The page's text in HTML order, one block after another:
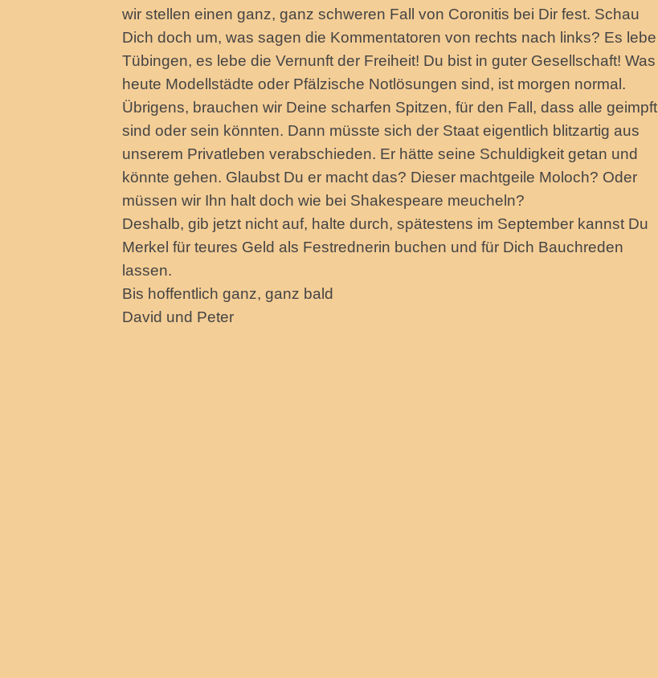
wir stellen einen ganz, ganz schweren Fall von Coronitis bei Dir fest. Schau
Dich doch um, was sagen die Kommentatoren von rechts nach links? Es lebe
Tübingen, es lebe die Vernunft der Freiheit! Du bist in guter Gesellschaft! Was
heute Modellstädte oder Pfälzische Notlösungen sind, ist morgen normal.
Übrigens, brauchen wir Deine scharfen Spitzen, für den Fall, dass alle geimpft
sind oder sein könnten. Dann müsste sich der Staat eigentlich blitzartig aus
unserem Privatleben verabschieden. Er hätte seine Schuldigkeit getan und
könnte gehen. Glaubst Du er macht das? Dieser machtgeile Moloch? Oder
müssen wir Ihn halt doch wie bei Shakespeare meucheln?
Deshalb, gib jetzt nicht auf, halte durch, spätestens im September kannst Du
Merkel für teures Geld als Festrednerin buchen und für Dich Bauchreden
lassen.
Bis hoffentlich ganz, ganz bald
David und Peter